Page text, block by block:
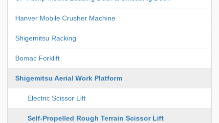
Hanver Mobile Crusher Machine
Shigemitsu Racking
Bomac Forklift
Shigemitsu Aerial Work Platform
Electric Scissor Lift
Self-Propelled Rough Terrain Scissor Lift